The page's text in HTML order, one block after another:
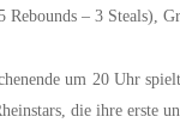
Rebounds – 3 Steals),
um 20 Uhr
die ihre erste